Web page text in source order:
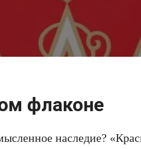
флаконе
наследие?